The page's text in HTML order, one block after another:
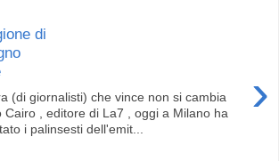
di
›
(di giornalisti) che vince non si cambia
Cairo , editore di La7 , oggi a Milano ha
i palinsesti dell'emit...